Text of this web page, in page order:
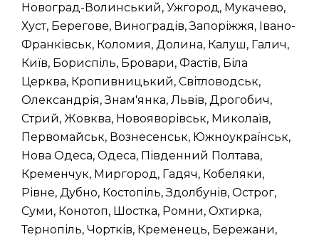
Новоград-Волинський, Ужгород, Мукачево,
Хуст, Берегове, Виноградів, Запоріжжя, Івано-
Франківськ, Коломия, Долина, Калуш, Галич,
Київ, Бориспіль, Бровари, Фастів, Біла
Церква, Кропивницький, Світловодськ,
Олександрія, Знам'янка, Львів, Дрогобич,
Стрий, Жовква, Новояворівськ, Миколаїв,
Первомайськ, Вознесенськ, Южноукраїнськ,
Нова Одеса, Одеса, Південний Полтава,
Кременчук, Миргород, Гадяч, Кобеляки,
Рівне, Дубно, Костопіль, Здолбунів, Острог,
Суми, Конотоп, Шостка, Ромни, Охтирка,
Тернопіль, Чортків, Кременець, Бережани,